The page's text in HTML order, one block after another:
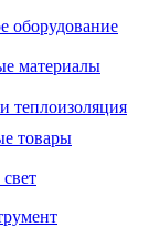
оборудование
материалы
теплоизоляция
товары